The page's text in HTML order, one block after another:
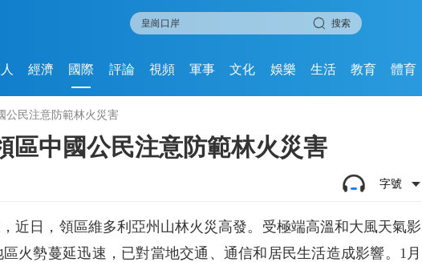
搜索
經濟 國際 評論 視頻 軍事 文化 娛樂 生活 教育 體育
公民注意防範林火災害
區中國公民注意防範林火災害
字號
近日，領區維多利亞州山林火災高發。受極端高溫和大風天氣影
火勢蔓延迅速，已對當地交通、通信和居民生活造成影響。1月